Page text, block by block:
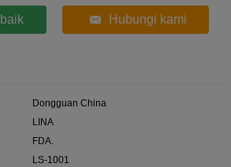
Hubungi kami
Dongguan China
LINA
FDA.
LS-1001